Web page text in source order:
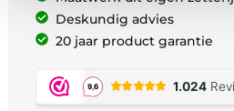
Deskundig advies
20 jaar product garantie